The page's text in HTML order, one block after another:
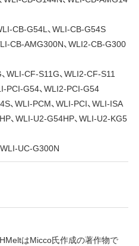
CB-G54L、WLI-CB-G54S
CB-AMG300N、WLI2-CB-G300
WLI-CF-S11G、WLI2-CF-S11
PCI-G54、WLI2-PCI-G54
、WLI-PCM、WLI-PCI、WLI-ISA
、WLI-U2-G54HP、WLI-U2-KG5
UC-G300N
はMicco氏作成の著作物で